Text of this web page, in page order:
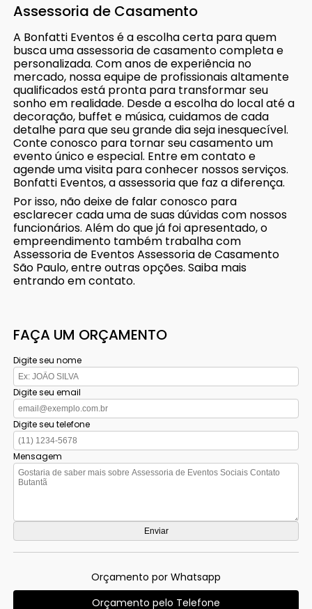
Assessoria de Casamento
A Bonfatti Eventos é a escolha certa para quem
busca uma assessoria de casamento completa e
personalizada. Com anos de experiência no
mercado, nossa equipe de profissionais altamente
qualificados está pronta para transformar seu
sonho em realidade. Desde a escolha do local até a
decoração, buffet e música, cuidamos de cada
detalhe para que seu grande dia seja inesquecível.
Conte conosco para tornar seu casamento um
evento único e especial. Entre em contato e
agende uma visita para conhecer nossos serviços.
Bonfatti Eventos, a assessoria que faz a diferença.
Por isso, não deixe de falar conosco para
esclarecer cada uma de suas dúvidas com nossos
funcionários. Além do que já foi apresentado, o
empreendimento também trabalha com
Assessoria de Eventos Assessoria de Casamento
São Paulo, entre outras opções. Saiba mais
entrando em contato.
FAÇA UM ORÇAMENTO
Digite seu nome
Digite seu email
Digite seu telefone
Mensagem
Orçamento por Whatsapp
Orçamento pelo Telefone